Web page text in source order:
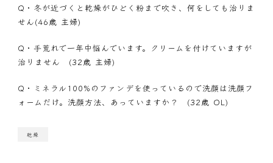
Q・ 冬が近づくと乾燥がひどく粉まで吹き、何をしても治りま
せん(46歳 主婦)
Q・ 手荒れで一年中悩んでいます。クリームを付けていますが
治りません (32歳 主婦)
Q・ ミネラル100%のファンデを使っているので洗顔は洗顔フ
ォームだけ。洗顔方法、あっていますか？ (32歳 OL)
乾燥